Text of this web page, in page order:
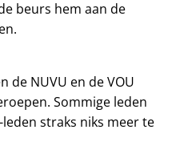
beurs hem aan de
de NUVU en de VOU
Sommige leden
leden straks niks meer te